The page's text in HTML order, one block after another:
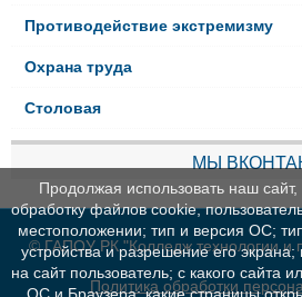
Противодействие экстремизму
Охрана труда
Столовая
МЫ
© ГАПОУ РК "Колледж технологии и
Политика обработки
Продолжая использовать наш
обработку файлов cookie,
местоположении; тип и версия ОС;
устройства и разрешение его
на сайт пользователь; с какого сайта